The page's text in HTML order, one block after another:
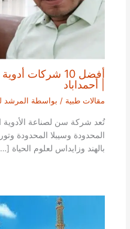
أفضل 10 شركات
| أحمداباد
مقالات طبية / بواسطة المرشد
تُعد شركة سن لصناعة الأدوية
المحدودة وسيبلا المحدودة
بالهند وزايداس لعلوم الحياة